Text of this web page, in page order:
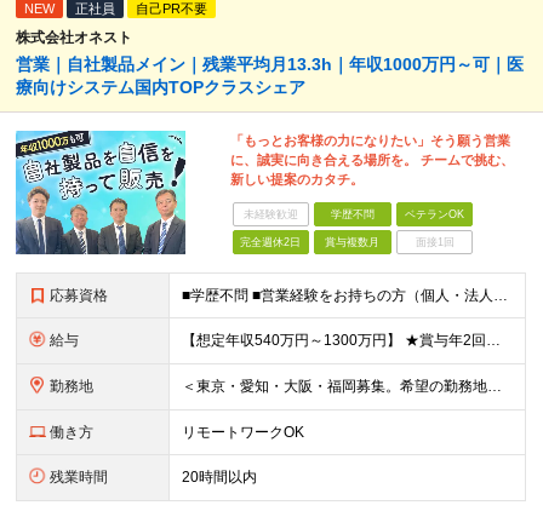
NEW 正社員 自己PR不要
株式会社オネスト
営業｜自社製品メイン｜残業平均月13.3h｜年収1000万円～可｜医
療向けシステム国内TOPクラスシェア
「もっとお客様の力になりたい」そう願う営業
に、誠実に向き合える場所を。 チームで挑む、
新しい提案のカタチ。
未経験歓迎 学歴不問 ベテランOK
完全週休2日 賞与複数月 面接1回
応募資格 ■学歴不問 ■営業経験をお持ちの方（個人・法人、業界や商材などは不問） ＜以下のような方を歓迎します＞ ■顧客の話を聴き、本音を引き出せる方 ■断られても気持ちを切り替え、次に進める方 ■受け身では
給与 【想定年収540万円～1300万円】 ★賞与年2回＋勤務地手当＋残業手当（年平均残業時間にて算出）を含む ※基本給＋勤務地手当＋役職手当 ※リーダークラス以上は役職手当含む ※勤務地手当：結婚の有無に
勤務地 ＜東京・愛知・大阪・福岡募集。希望の勤務地で働けます＞ 希望通りの配属＆転勤も基本なし！ 「プロジェクト人員の枠を広げたい」などといった、 会社からの強制的な異動・出向依頼はありません。 ■東京オフ
働き方 リモートワークOK
残業時間 20時間以内